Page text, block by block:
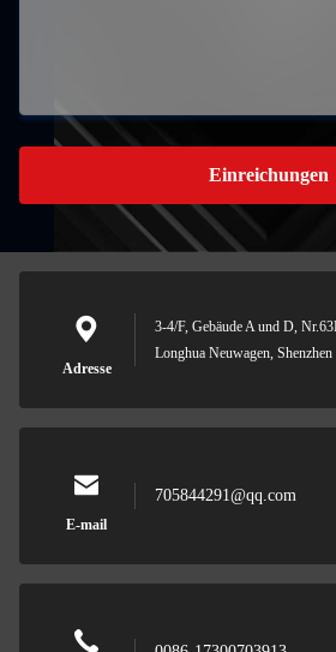
Einreichungen
Adresse
3-4/F, Gebäude A und D,
Longhua Neuwagen, Shenzhen
E-mail
705844291@qq.com